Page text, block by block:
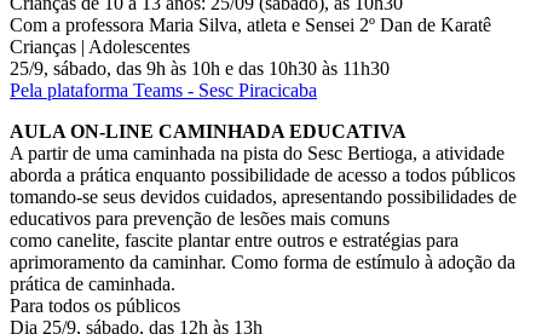
Com a professora Maria Silva, atleta e Sensei 2º Dan de Karatê
Crianças | Adolescentes
25/9, sábado, das 9h às 10h e das 10h30 às 11h30
Pela plataforma Teams - Sesc Piracicaba
AULA ON-LINE CAMINHADA EDUCATIVA
A partir de uma caminhada na pista do Sesc Bertioga, a atividade
aborda a prática enquanto possibilidade de acesso a todos públicos
tomando-se seus devidos cuidados, apresentando possibilidades de
educativos para prevenção de lesões mais comuns
como canelite, fascite plantar entre outros e estratégias para
aprimoramento da caminhar. Como forma de estímulo à adoção da
prática de caminhada.
Para todos os públicos
Dia 25/9, sábado, das 12h às 13h